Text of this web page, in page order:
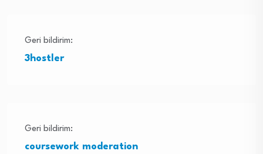
Geri bildirim:
3hostler
Geri bildirim:
coursework moderation